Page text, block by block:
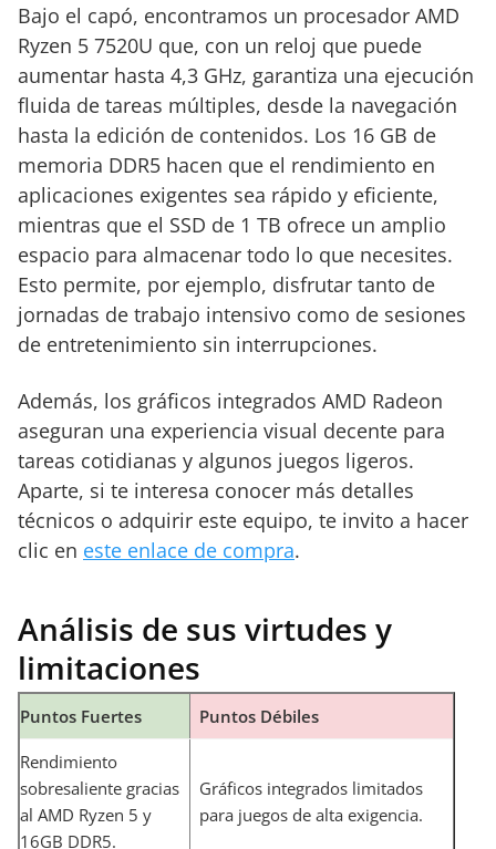
Bajo el capó, encontramos un procesador AMD
Ryzen 5 7520U que, con un reloj que puede
aumentar hasta 4,3 GHz, garantiza una ejecución
fluida de tareas múltiples, desde la navegación
hasta la edición de contenidos. Los 16 GB de
memoria DDR5 hacen que el rendimiento en
aplicaciones exigentes sea rápido y eficiente,
mientras que el SSD de 1 TB ofrece un amplio
espacio para almacenar todo lo que necesites.
Esto permite, por ejemplo, disfrutar tanto de
jornadas de trabajo intensivo como de sesiones
de entretenimiento sin interrupciones.
Además, los gráficos integrados AMD Radeon
aseguran una experiencia visual decente para
tareas cotidianas y algunos juegos ligeros.
Aparte, si te interesa conocer más detalles
técnicos o adquirir este equipo, te invito a hacer
clic en este enlace de compra.
Análisis de sus virtudes y
limitaciones
Puntos Fuertes Puntos Débiles
Rendimiento
sobresaliente gracias
al AMD Ryzen 5 y
16GB DDR5.
Gráficos integrados limitados
para juegos de alta exigencia.